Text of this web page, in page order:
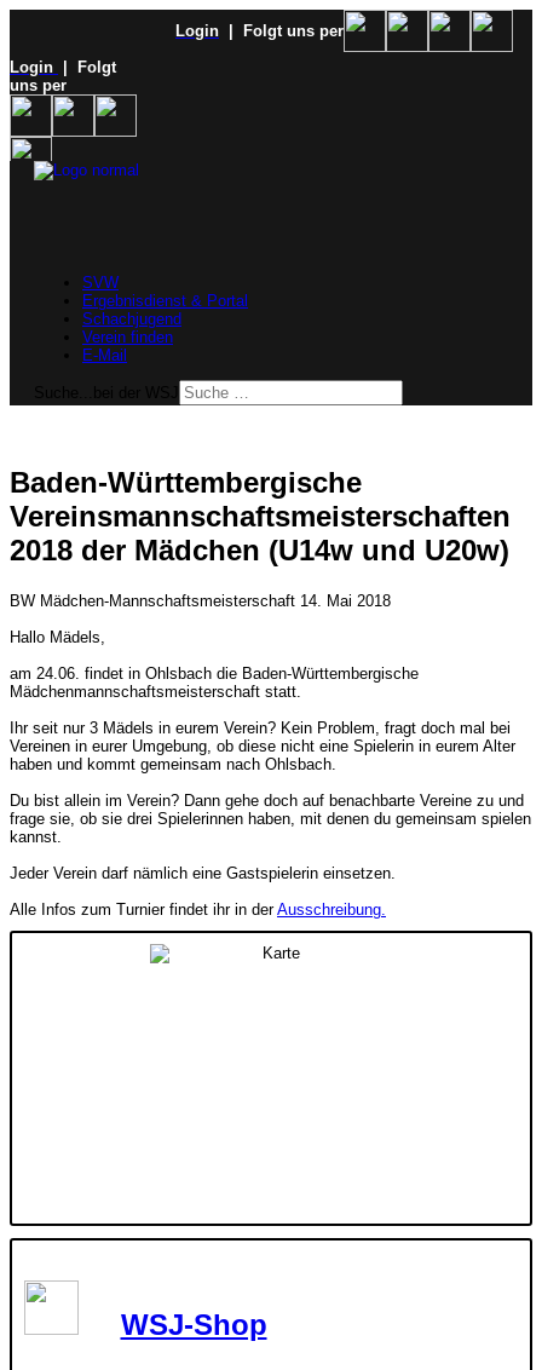
Login
| Folgt uns per
Login
| Folgt
uns per
SVW
Ergebnisdienst & Portal
Schachjugend
Verein finden
E-Mail
Baden-Württembergische
Vereinsmannschaftsmeisterschaften
2018 der Mädchen (U14w und U20w)
BW Mädchen-Mannschaftsmeisterschaft 14. Mai 2018
Hallo Mädels,
am 24.06. findet in Ohlsbach die Baden-Württembergische
Mädchenmannschaftsmeisterschaft statt.
Ihr seit nur 3 Mädels in eurem Verein? Kein Problem, fragt doch mal bei
Vereinen in eurer Umgebung, ob diese nicht eine Spielerin in eurem Alter
haben und kommt gemeinsam nach Ohlsbach.
Du bist allein im Verein? Dann gehe doch auf benachbarte Vereine zu und
frage sie, ob sie drei Spielerinnen haben, mit denen du gemeinsam spielen
kannst.
Jeder Verein darf nämlich eine Gastspielerin einsetzen.
Alle Infos zum Turnier findet ihr in derAusschreibung.
WSJ-Shop